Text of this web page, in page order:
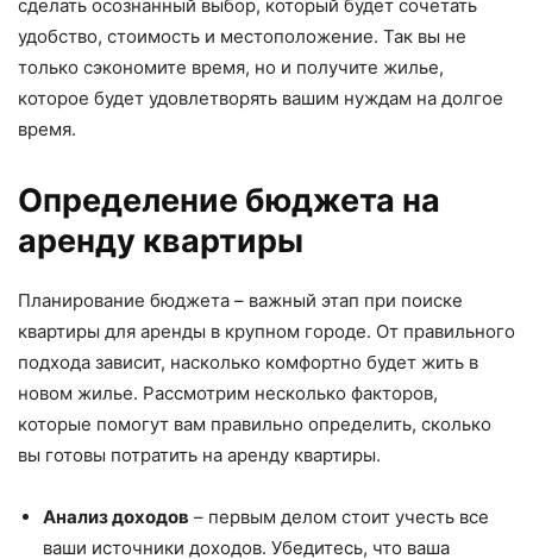
сделать осознанный выбор, который будет сочетать
удобство, стоимость и местоположение. Так вы не
только сэкономите время, но и получите жилье,
которое будет удовлетворять вашим нуждам на долгое
время.
Определение бюджета на
аренду квартиры
Планирование бюджета – важный этап при поиске
квартиры для аренды в крупном городе. От правильного
подхода зависит, насколько комфортно будет жить в
новом жилье. Рассмотрим несколько факторов,
которые помогут вам правильно определить, сколько
вы готовы потратить на аренду квартиры.
Анализ доходов – первым делом стоит учесть все
ваши источники доходов. Убедитесь, что ваша